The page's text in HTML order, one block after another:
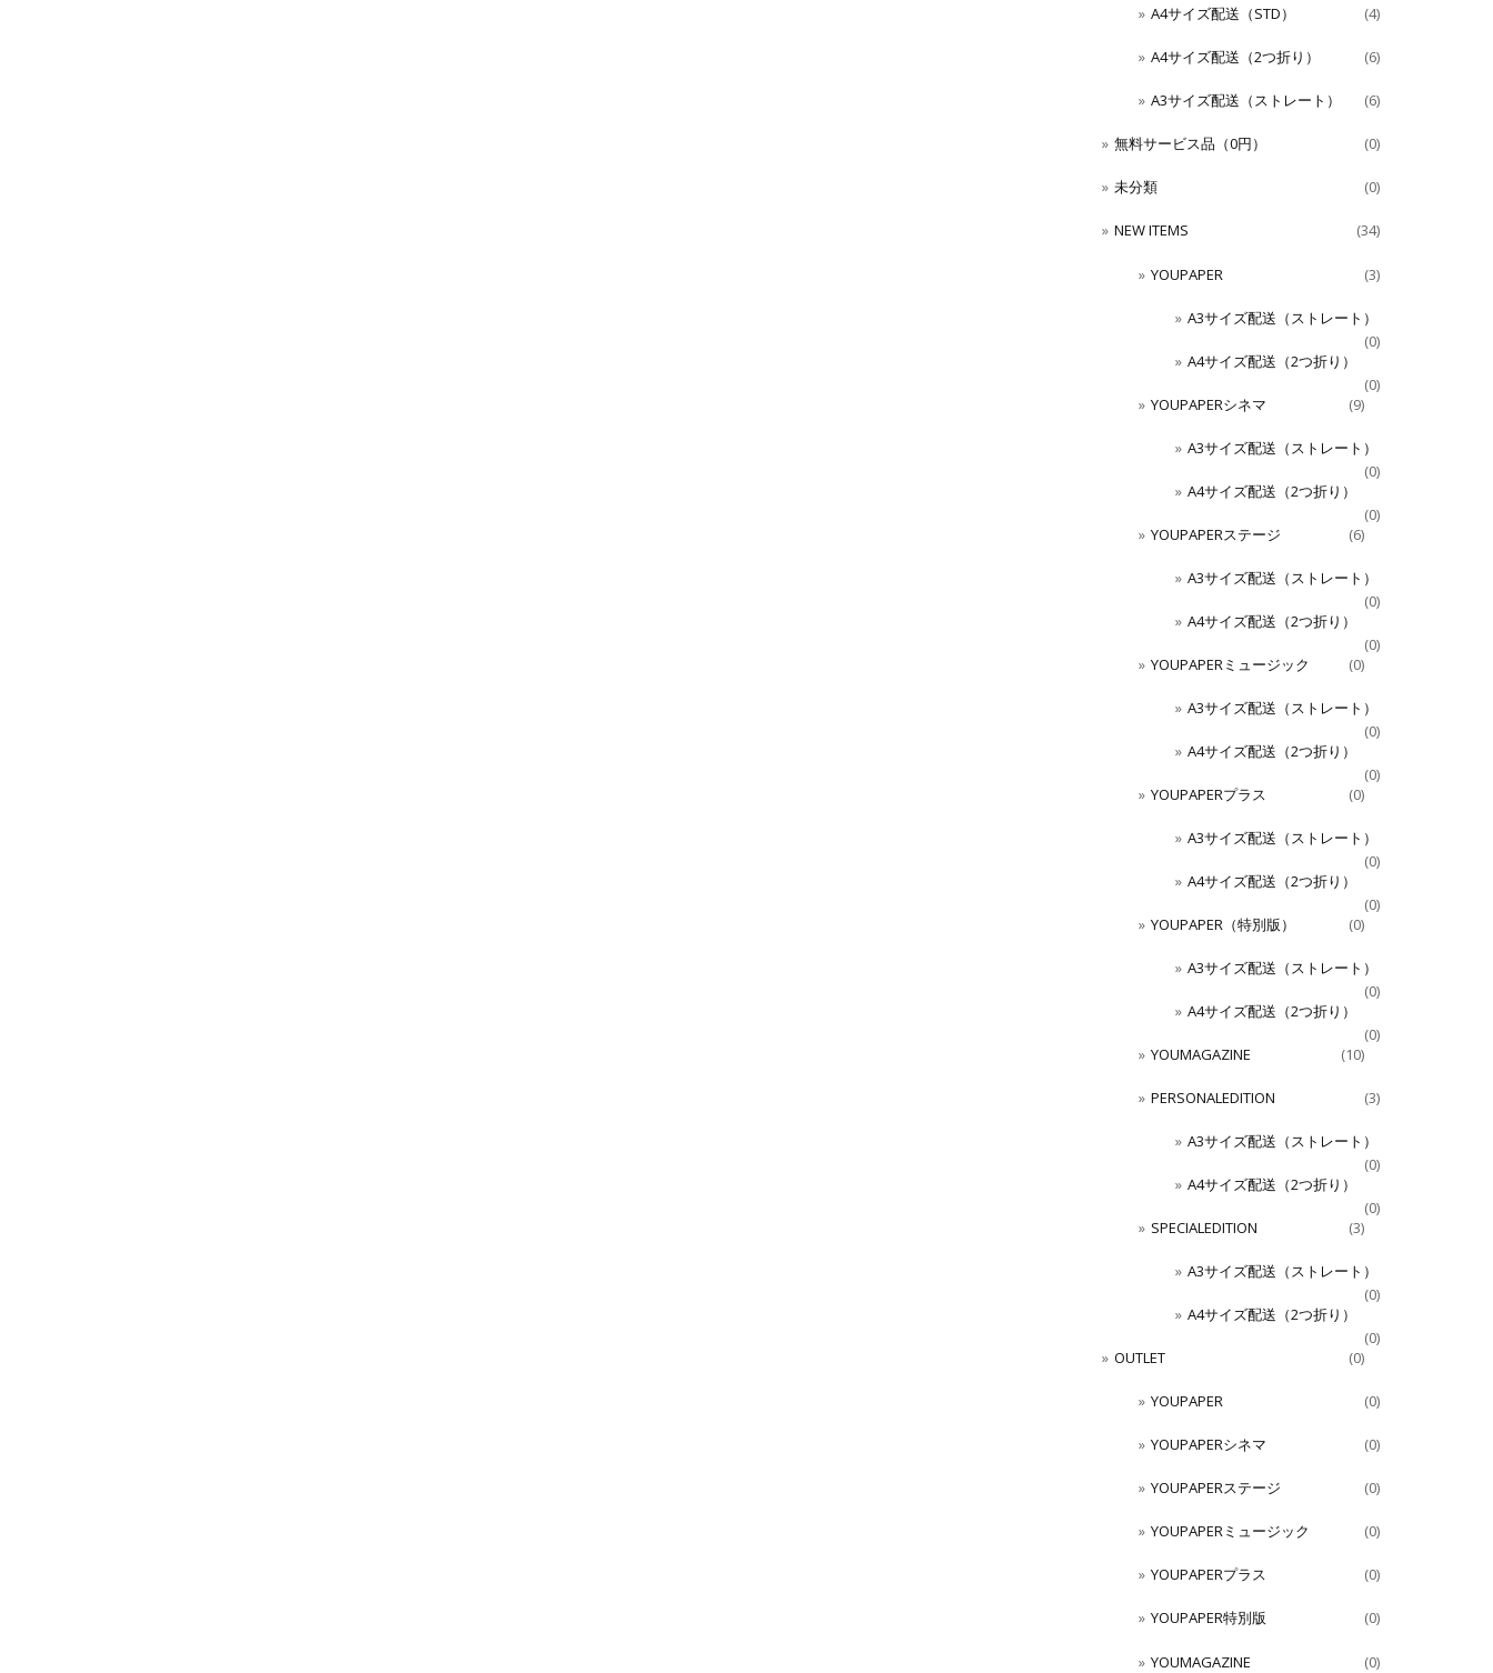
A4サイズ配送（STD） (4)
A4サイズ配送（2つ折り） (6)
A3サイズ配送（ストレート） (6)
無料サービス品（0円） (0)
未分類 (0)
NEW ITEMS (34)
YOUPAPER (3)
A3サイズ配送（ストレート）
(0)
A4サイズ配送（2つ折り）
(0)
YOUPAPERシネマ
(9)
A3サイズ配送（ストレート）
(0)
A4サイズ配送（2つ折り）
(0)
YOUPAPERステージ
(6)
A3サイズ配送（ストレート）
(0)
A4サイズ配送（2つ折り）
(0)
YOUPAPERミュージック
(0)
A3サイズ配送（ストレート）
(0)
A4サイズ配送（2つ折り）
(0)
YOUPAPERプラス
(0)
A3サイズ配送（ストレート）
(0)
A4サイズ配送（2つ折り）
(0)
YOUPAPER（特別版）
(0)
A3サイズ配送（ストレート）
(0)
A4サイズ配送（2つ折り）
(0)
YOUMAGAZINE
(10)
PERSONALEDITION (3)
A3サイズ配送（ストレート）
(0)
A4サイズ配送（2つ折り）
(0)
SPECIALEDITION
(3)
A3サイズ配送（ストレート）
(0)
A4サイズ配送（2つ折り）
(0)
OUTLET
(0)
YOUPAPER (0)
YOUPAPERシネマ (0)
YOUPAPERステージ (0)
YOUPAPERミュージック (0)
YOUPAPERプラス (0)
YOUPAPER特別版 (0)
YOUMAGAZINE (0)